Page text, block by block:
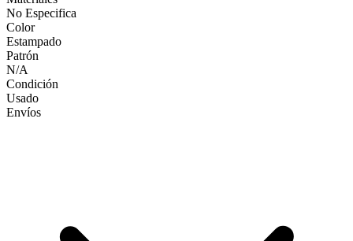
No Especifica
Color
Estampado
Patrón
N/A
Condición
Usado
Envíos